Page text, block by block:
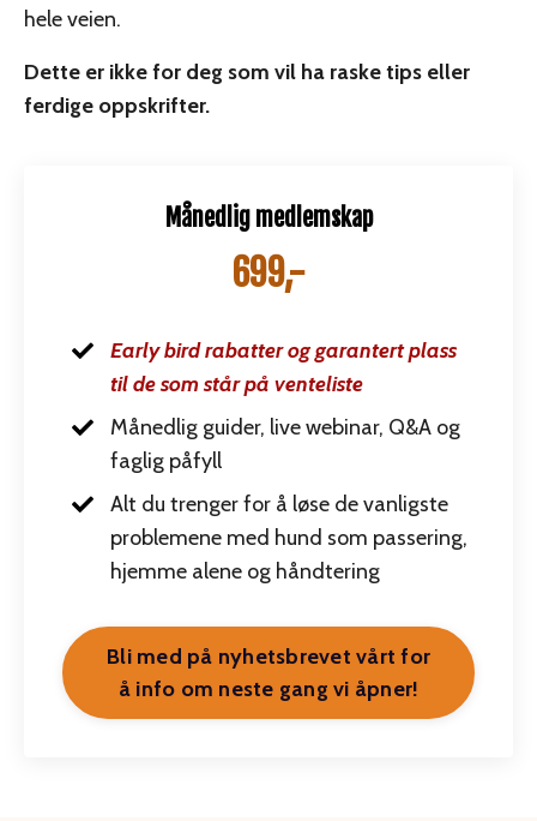
hele veien.
Dette er ikke for deg som vil ha raske tips eller
ferdige oppskrifter.
Månedlig medlemskap
699,-
Early bird rabatter og garantert plass
til de som står på venteliste
Månedlig guider, live webinar, Q&A og
faglig påfyll
Alt du trenger for å løse de vanligste
problemene med hund som passering,
hjemme alene og håndtering
Bli med på nyhetsbrevet vårt for
å info om neste gang vi åpner!